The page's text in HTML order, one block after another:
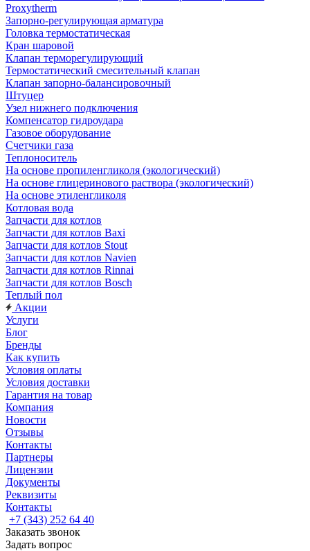
Proxytherm
Запорно-регулирующая арматура
Головка термостатическая
Кран шаровой
Клапан терморегулирующий
Термостатический смесительный клапан
Клапан запорно-балансировочный
Штуцер
Узел нижнего подключения
Компенсатор гидроудара
Газовое оборудование
Счетчики газа
Теплоноситель
На основе пропиленгликоля (экологический)
На основе глицеринового раствора (экологический)
На основе этиленгликоля
Котловая вода
Запчасти для котлов
Запчасти для котлов Baxi
Запчасти для котлов Stout
Запчасти для котлов Navien
Запчасти для котлов Rinnai
Запчасти для котлов Bosch
Теплый пол
Акции
Услуги
Блог
Бренды
Как купить
Условия оплаты
Условия доставки
Гарантия на товар
Компания
Новости
Отзывы
Контакты
Партнеры
Лицензии
Документы
Реквизиты
Контакты
+7 (343) 252 64 40
Заказать звонок
Задать вопрос